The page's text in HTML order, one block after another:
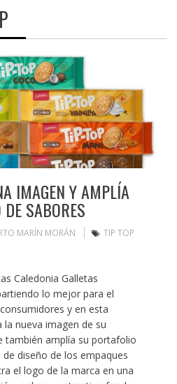
IMAGEN Y AMPLÍA
SABORES
MARÍN MORÁN
TIP TOP
Caledonia Galletas
lo mejor para el
y en esta
nueva imagen de su
también amplía su portafolio
diseño de los empaques
el logo de la marca en una